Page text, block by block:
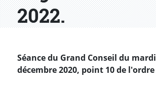
2022.
Séance du Grand Conseil du
décembre 2020, point 10 de